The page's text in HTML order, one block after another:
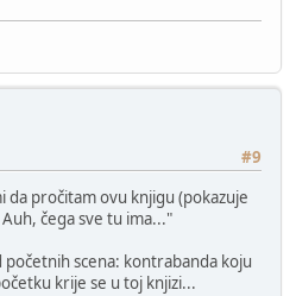
#9
da pročitam ovu knjigu (pokazuje
čega sve tu ima..."
početnih scena: kontrabanda koju
krije se u toj knjizi...